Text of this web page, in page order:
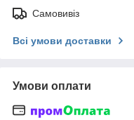
Самовивіз
Всі умови доставки
Умови оплати